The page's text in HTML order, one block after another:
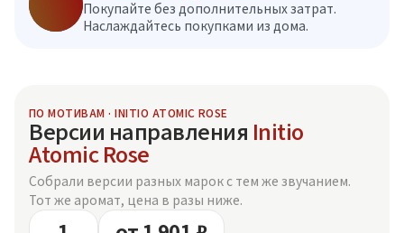
Покупайте без дополнительных затрат.
Наслаждайтесь покупками из дома.
ПО МОТИВАМ · INITIO ATOMIC ROSE
Версии направления Initio
Atomic Rose
Собрали версии разных марок с тем же звучанием.
Тот же аромат, цена в разы ниже.